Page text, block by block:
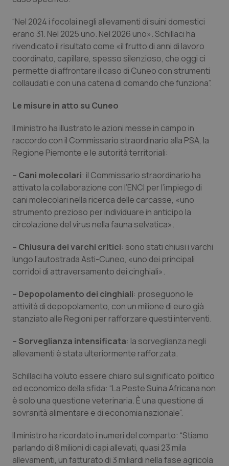
Lombardia
Marche
Molise
Piemonte
Provincia Autonoma di Bolzano
Provincia Autonoma di Trento
Puglia
Sardegna
Toscana
Umbria
Valle D’Aosta
Veneto
Dolore
Donna & Salute
Epatiti
HIV
Infezioni & Febbre
Ipertensione & Scompenso
Malattie rare
Malattia di Crohn & Rettocolite Ulcerosa
Obesità
Oftalmologia
Oncodermatologia
Oncoematologia
Psoriasi & pelle
Quotidiano Chirurgia
“Nel 2024 i focolai negli allevamenti di suini domestici
erano 31. Nel 2025 uno. Nel 2026 uno». Schillaci ha
rivendicato il risultato come «il frutto di anni di lavoro
coordinato, capillare, spesso silenzioso, che oggi ci
permette di affrontare il caso di Cuneo con strumenti
collaudati e con una catena di comando che funziona”.
Le misure in atto su Cuneo
Il ministro ha illustrato le azioni messe in campo in
raccordo con il Commissario straordinario alla PSA, la
Regione Piemonte e le autorità territoriali:
– Cani molecolari: il Commissario straordinario ha
attivato la collaborazione con l’ENCI per l’impiego di
cani molecolari nella ricerca delle carcasse, «uno
strumento prezioso per individuare in anticipo la
circolazione del virus nella fauna selvatica».
– Chiusura dei varchi critici: sono stati chiusi i varchi
lungo l’autostrada Asti-Cuneo, «uno dei principali
corridoi di attraversamento dei cinghiali».
– Depopolamento dei cinghiali: proseguono le
attività di depopolamento, con un milione di euro già
stanziato alle Regioni per rafforzare questi interventi.
– Sorveglianza intensificata: la sorveglianza negli
allevamenti è stata ulteriormente rafforzata.
Schillaci ha voluto essere chiaro sul significato politico
ed economico della sfida: “La Peste Suina Africana non
è solo una questione veterinaria. È una questione di
sovranità alimentare e di economia nazionale”.
Il ministro ha ricordato i numeri del comparto: “Stiamo
parlando di 8 milioni di capi allevati, quasi 23 mila
allevamenti, un fatturato di 3 miliardi nella fase agricola